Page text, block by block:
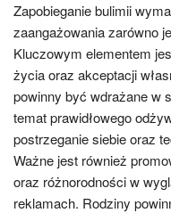
Zapobieganie bulimii
zaangażowania zarówno
Kluczowym elementem
życia oraz akceptacji
powinny być wdrażane w
temat prawidłowego
postrzeganie siebie oraz
Ważne jest również
oraz różnorodności w
reklamach. Rodziny